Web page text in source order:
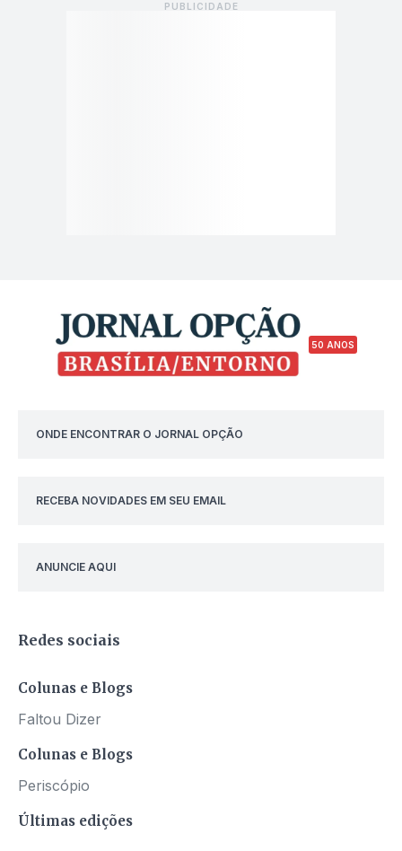
50 ANOS
ONDE ENCONTRAR O JORNAL OPÇÃO
RECEBA NOVIDADES EM SEU EMAIL
ANUNCIE AQUI
Redes sociais
Colunas e Blogs
Faltou Dizer
Colunas e Blogs
Periscópio
Últimas edições